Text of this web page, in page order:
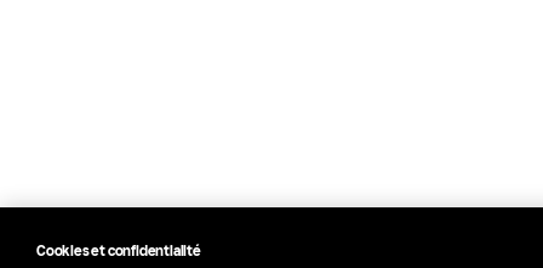
Cookies et confidentialité